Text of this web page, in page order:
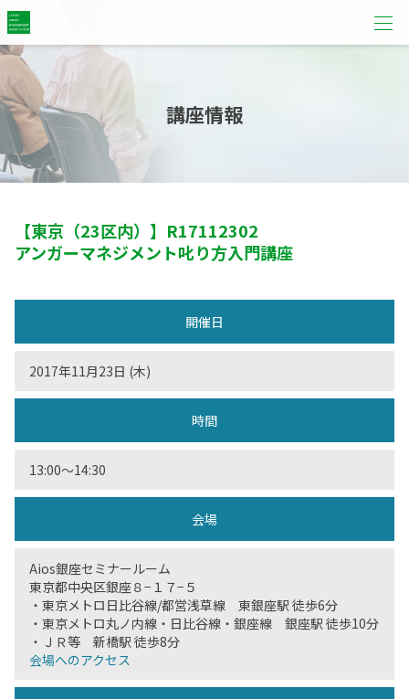
講座情報
【東京（23区内）】 R17112302
アンガーマネジメント叱り方入門講座
開催日
2017年11月23日 (木)
時間
13:00〜14:30
会場
Aios銀座セミナールーム
東京都中央区銀座８−１７−５
・東京メトロ日比谷線/都営浅草線 東銀座駅 徒歩6分
・東京メトロ丸ノ内線・日比谷線・銀座線 銀座駅 徒歩10分
・ＪＲ等 新橋駅 徒歩8分
会場へのアクセス